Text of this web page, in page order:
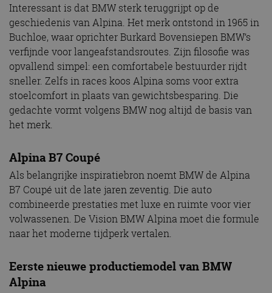
Interessant is dat BMW sterk teruggrijpt op de
geschiedenis van Alpina. Het merk ontstond in 1965 in
Buchloe, waar oprichter Burkard Bovensiepen BMW’s
verfijnde voor langeafstandsroutes. Zijn filosofie was
opvallend simpel: een comfortabele bestuurder rijdt
sneller. Zelfs in races koos Alpina soms voor extra
stoelcomfort in plaats van gewichtsbesparing. Die
gedachte vormt volgens BMW nog altijd de basis van
het merk.
Alpina B7 Coupé
Als belangrijke inspiratiebron noemt BMW de Alpina
B7 Coupé uit de late jaren zeventig. Die auto
combineerde prestaties met luxe en ruimte voor vier
volwassenen. De Vision BMW Alpina moet die formule
naar het moderne tijdperk vertalen.
Eerste nieuwe productiemodel van BMW
Alpina